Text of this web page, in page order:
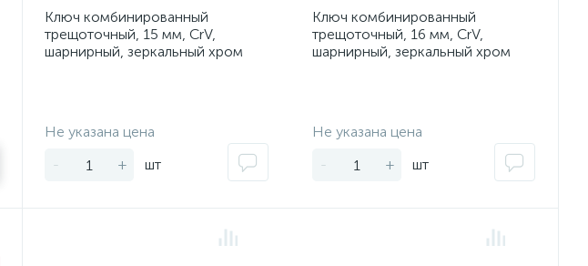
Ключ комбинированный
трещоточный, 15 мм, CrV,
шарнирный, зеркальный хром
Не указана цена
-
+ шт
Ключ комбинированный
трещоточный, 16 мм, CrV,
шарнирный, зеркальный хром
Не указана цена
-
+ шт